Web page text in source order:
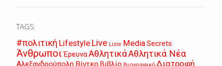
TAGS
#πολιτική Lifestyle Live Lizie MediaSecrets
Άνθρωποι ΈρευναΑθλητικάΑθλητικά Νέα
Διατροφή